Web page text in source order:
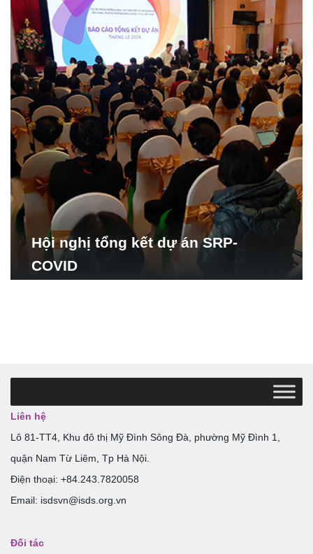
Hội nghị tổng kết dự án SRP-
COVID
Liên hệ
Lô 81-TT4, Khu đô thị Mỹ Đình Sông Đà, phường Mỹ Đình 1,
quận Nam Từ Liêm, Tp Hà Nội.
Điện thoại: +84.243.7820058
Email: isdsvn@isds.org.vn
Đối tác